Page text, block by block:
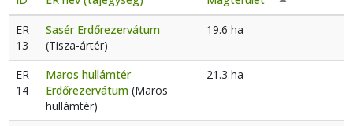
ER-
13
Sasér Erdőrezervátum
(Tisza-ártér)
19.6 ha
ER-
14
Maros hullámtér
Erdőrezervátum (Maros
hullámtér)
21.3 ha